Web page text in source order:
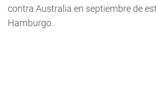
contra Australia en septiembre de
Hamburgo.